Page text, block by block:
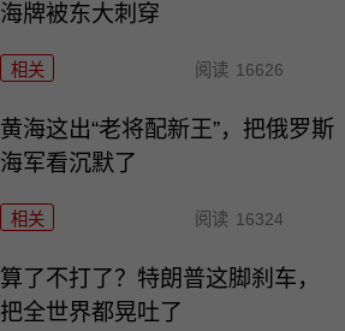
海牌被东大刺穿
相关 阅读 16626
黄海这出“老将配新王”，把俄罗斯
海军看沉默了
相关 阅读 16324
算了不打了？特朗普这脚刹车，
把全世界都晃吐了